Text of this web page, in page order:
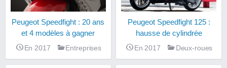
Peugeot Speedfight : 20 ans
et 4 modèles à gagner
En 2017 Entreprises
Peugeot Speedfight 125 :
hausse de cylindrée
En 2017 Deux-roues